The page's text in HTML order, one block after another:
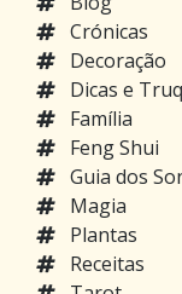
Crónicas
Decoração
Dicas e
Família
Feng Shui
Guia dos
Magia
Plantas
Receitas